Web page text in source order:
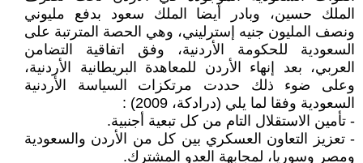
الملك حسين، وبادر أيضا الملك سعود بدفع مليوني
ونصف المليون جنيه إسترليني، وهي الحصة المترتبة على
السعودية للحكومة الأردنية، وفق اتفاقية التضامن
العربي، بعد إنهاء الأردن للمعاهدة البريطانية الأردنية،
وعلى ضوء ذلك حددت مرتكزات السياسة الأردنية
السعودية وفقا لما يلي (درادكة، 2009) :
- تأمين الاستقلال التام من كل تبعية أجنبية.
- تعزيز التعاون العسكري بين كل من الأردن والسعودية
ومصر وسوريا، لمجابهة العدو المشترك.